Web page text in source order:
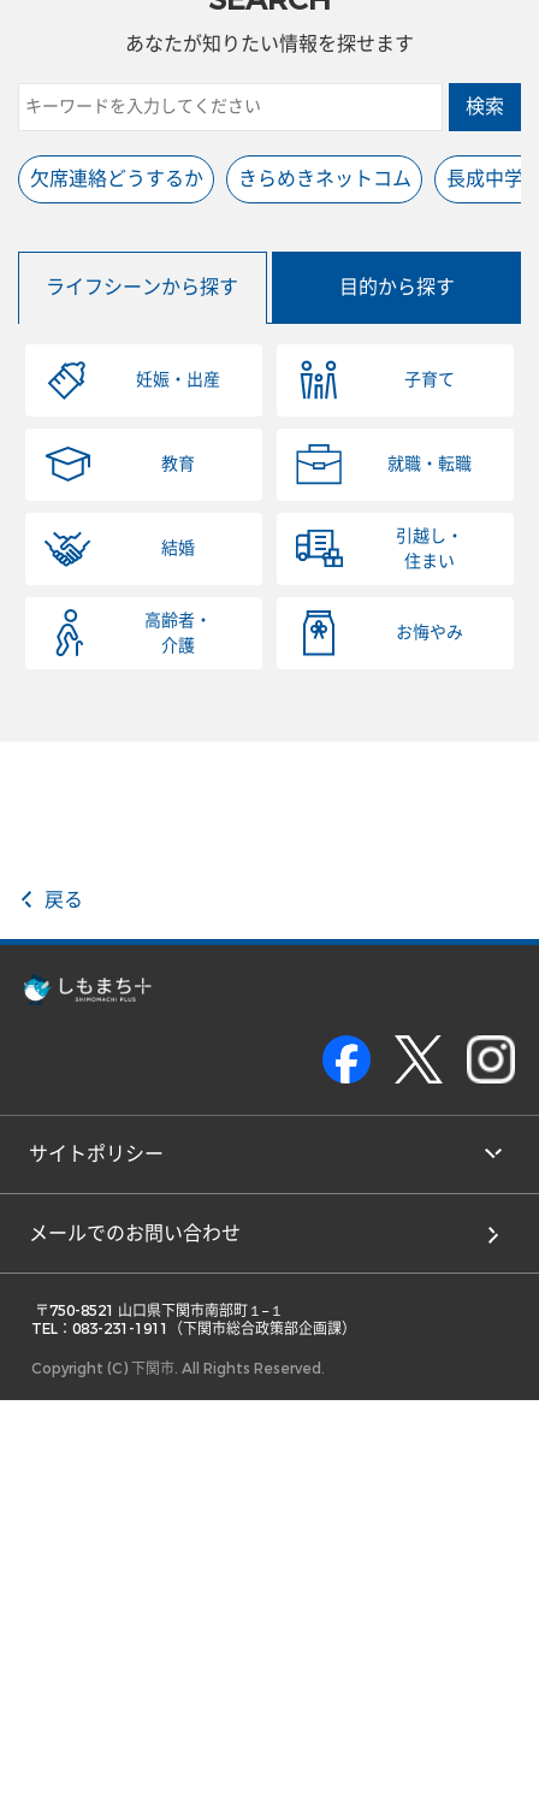
あなたが知りたい情報を探せます
検索
欠席連絡どうするか きらめきネットコム 長成中学
ライフシーンから探す 目的から探す
妊娠・出産 子育て
教育 就職・転職
結婚
引越し・
住まい
高齢者・
介護
お悔やみ
戻る
サイトポリシー
メールでのお問い合わせ
TEL：083-231-1911（下関市総合政策部企画課）
Copyright (C) 下関市. All Rights Reserved.